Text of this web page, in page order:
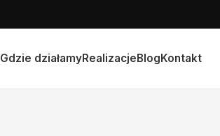
Gdzie działamyRealizacjeBlogKontakt